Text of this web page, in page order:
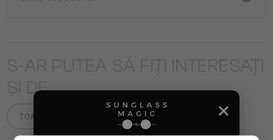
S-AR PUTEA SĂ FIȚI INTERESAȚI
ȘI DE
TOATE PRODUSELE